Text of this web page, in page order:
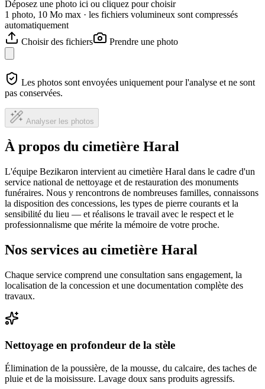
Déposez une photo ici ou cliquez pour choisir
1 photo, 10 Mo max · les fichiers volumineux sont compressés
automatiquement
Choisir des fichiers
Prendre une photo
Les photos sont envoyées uniquement pour l'analyse et ne sont
pas conservées.
Analyser les photos
À propos du cimetière Haral
L'équipe Bezikaron intervient au cimetière Haral dans le cadre d'un
service national de nettoyage et de restauration des monuments
funéraires. Nous y rencontrons de nombreuses familles, connaissons
la disposition des concessions, les types de pierre courants et la
sensibilité du lieu — et réalisons le travail avec le respect et le
professionnalisme que mérite la mémoire de votre proche.
Nos services au cimetière Haral
Chaque service comprend une consultation sans engagement, la
localisation de la concession et une documentation complète des
travaux.
Nettoyage en profondeur de la stèle
Élimination de la poussière, de la mousse, du calcaire, des taches de
pluie et de la moisissure. Lavage doux sans produits agressifs.